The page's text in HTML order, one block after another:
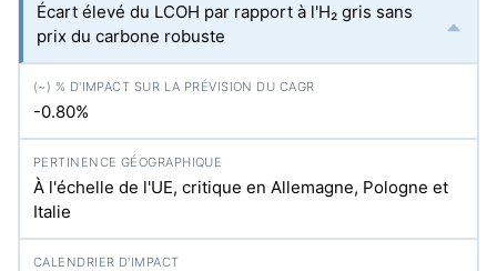
Écart élevé du LCOH par rapport à l'H₂ gris sans
prix du carbone robuste
-0.80%
À l'échelle de l'UE, critique en Allemagne, Pologne et
Italie